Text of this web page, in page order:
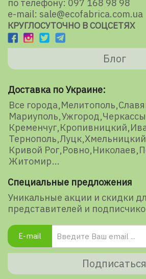
по телефону: 097 168 98 98
e-mail: sale@ecofabrica.com.ua
КРУГЛОСУТОЧНО В СОЦСЕТЯХ
Блог
Доставка по Украине:
Все города Мелитополь
Мариуполь Ужгород Черкассы
Кременчуг Кропивницкий
Тернополь Луцк Хмельницкий
Кривой Рог Ровно Николаев
Житомир
Специальные предложения
Уникальные акции и скидки
представителей и
E-mail
Подписаться